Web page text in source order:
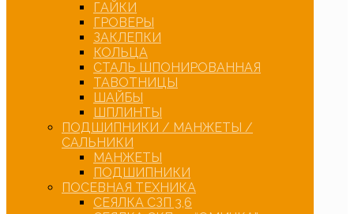
ГАЙКИ
ГРОВЕРЫ
ЗАКЛЕПКИ
КОЛЬЦА
СТАЛЬ ШПОНИРОВАННАЯ
ТАВОТНИЦЫ
ШАЙБЫ
ШПЛИНТЫ
ПОДШИПНИКИ / МАНЖЕТЫ /
САЛЬНИКИ
МАНЖЕТЫ
ПОДШИПНИКИ
ПОСЕВНАЯ ТЕХНИКА
СЕЯЛКА СЗП 3,6